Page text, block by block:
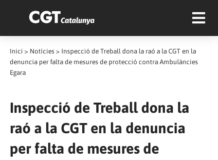
Inici > Notícies > Inspecció de Treball dona la raó a la CGT en la
denuncia per falta de mesures de protecció contra Ambulàncies
Egara
Inspecció de Treball dona la
raó a la CGT en la denuncia
per falta de mesures de